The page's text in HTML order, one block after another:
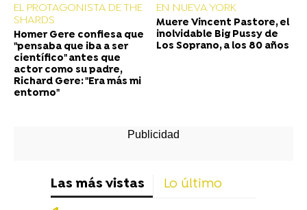
EL PROTAGONISTA DE THE
SHARDS
Homer Gere confiesa que
"pensaba que iba a ser
científico" antes que
actor como su padre,
Richard Gere: "Era más mi
entorno"
EN NUEVA YORK
Muere Vincent Pastore, el
inolvidable Big Pussy de
Los Soprano, a los 80 años
Las más vistas Lo último